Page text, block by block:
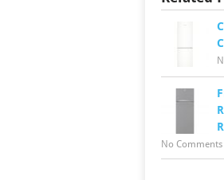
No Comments